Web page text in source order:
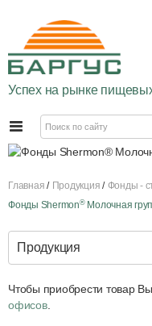
Успех на рынке
Главная Продукция Фонды -
Фонды Shermon®Молочная
Продукция
Чтобы приобрести товар
офисов.